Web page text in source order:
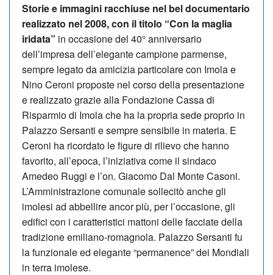
Storie e immagini racchiuse nel bel documentario
realizzato nel 2008, con il titolo “Con la maglia
iridata” in occasione del 40° anniversario
dell’impresa dell’elegante campione parmense,
sempre legato da amicizia particolare con Imola e
Nino Ceroni proposte nel corso della presentazione
e realizzato grazie alla Fondazione Cassa di
Risparmio di Imola che ha la propria sede proprio in
Palazzo Sersanti e sempre sensibile in materia. E
Ceroni ha ricordato le figure di rilievo che hanno
favorito, all’epoca, l’iniziativa come il sindaco
Amedeo Ruggi e l’on. Giacomo Dal Monte Casoni.
L’Amministrazione comunale sollecitò anche gli
imolesi ad abbellire ancor più, per l’occasione, gli
edifici con i caratteristici mattoni delle facciate della
tradizione emiliano-romagnola. Palazzo Sersanti fu
la funzionale ed elegante “permanence” dei Mondiali
in terra imolese.